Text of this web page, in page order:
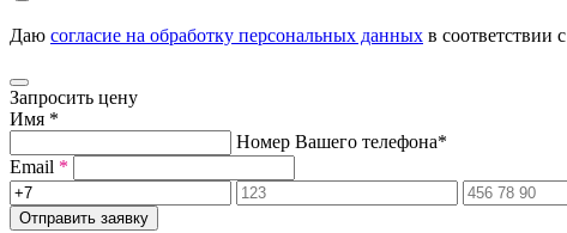
Даю согласие на обработку персональных данных в соответствии с
Запросить цену
Имя *
Номер Вашего телефона*
Email *
Отправить заявку